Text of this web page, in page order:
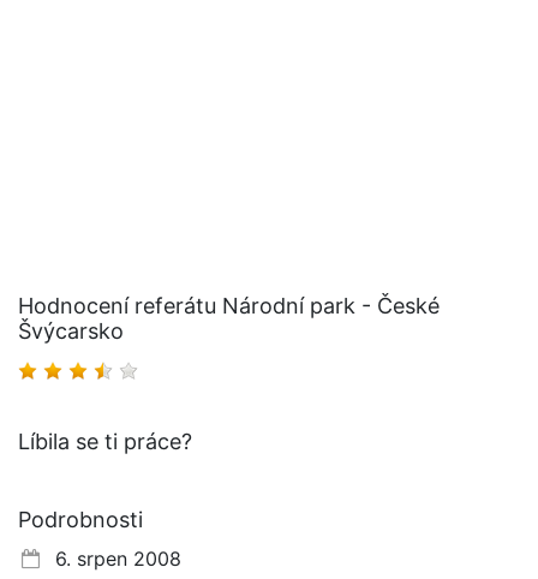
Hodnocení referátu Národní park - České
Švýcarsko
Líbila se ti práce?
Podrobnosti
6. srpen 2008